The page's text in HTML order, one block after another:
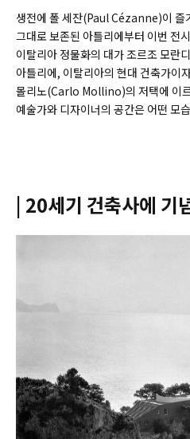
생전에 폴 세잔(Paul Cézanne)이 즐
그대로 보존된 아틀리에부터 이번 전
이탈리아 정물화의 대가 조르조 모란
아틀리에, 이탈리아의 현대 건축가이
몰리노(Carlo Mollino)의 저택에 이
예술가와 디자이너의 공간은 어떤 모
| 20세기 건축사에 기